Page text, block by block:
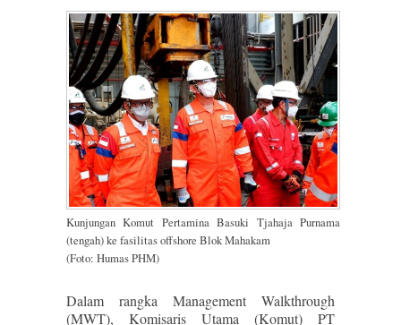
Kunjungan Komut Pertamina Basuki Tjahaja Purnama
(tengah) ke fasilitas offshore Blok Mahakam
(Foto: Humas PHM)
Dalam rangka Management Walkthrough
(MWT), Komisaris Utama (Komut) PT